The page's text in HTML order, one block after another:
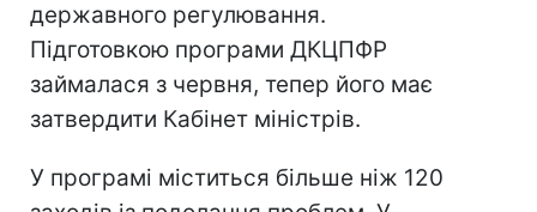
державного регулювання.
Підготовкою програми ДКЦПФР
займалася з червня, тепер його має
затвердити Кабінет міністрів.
У програмі міститься більше ніж 120